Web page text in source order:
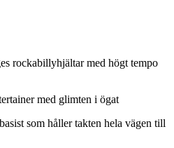
rockabillyhjältar med högt tempo
med glimten i ögat
som håller takten hela vägen till